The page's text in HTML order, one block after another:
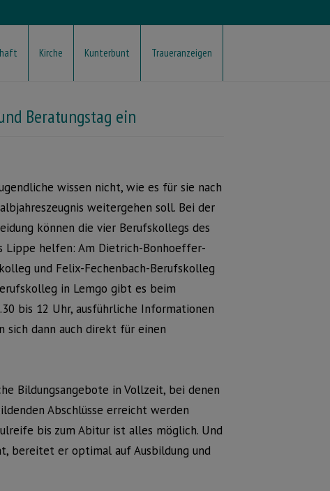
Kirche Kunterbunt Traueranzeigen
Beratungstag ein
wissen nicht, wie es für sie nach
weitergehen soll. Bei der
können die vier Berufskollegs des
Lippe helfen: Am Dietrich-Bonhoeffer-
und Felix-Fechenbach-Berufskolleg
in Lemgo gibt es beim
bis 12 Uhr, ausführliche Informationen
sich dann auch direkt für einen
Bildungsangebote in Vollzeit, bei denen
Abschlüsse erreicht werden
bis zum Abitur ist alles möglich. Und
bereitet er optimal auf Ausbildung und